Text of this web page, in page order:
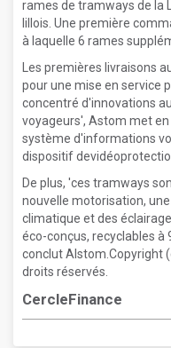
rames de tramways de la
lillois. Une première
à laquelle 6 rames
Les premières livraisons
pour une mise en service
concentré d'innovations
voyageurs', Astom met
système d'informations
dispositif
De plus, 'ces tramways
nouvelle motorisation,
climatique et des
éco-conçus, recyclables à
conclut Alstom.Copyright
droits réservés.
CercleFinance